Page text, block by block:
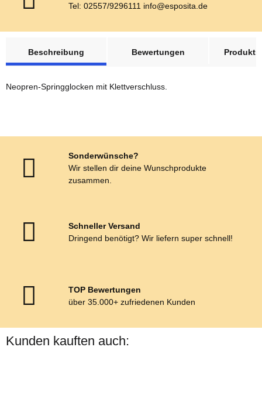
Tel: 02557/9296111 info@esposita.de
Beschreibung
Bewertungen
Neopren-Springglocken mit Klettverschluss.
Sonderwünsche?
Wir stellen dir deine Wunschprodukte
zusammen.
Schneller Versand
Dringend benötigt? Wir liefern super schnell!
TOP Bewertungen
über 35.000+ zufriedenen Kunden
Kunden kauften auch: